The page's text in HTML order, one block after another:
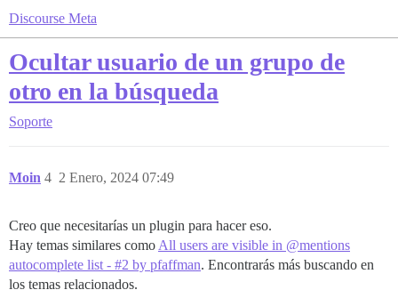
Discourse Meta
Ocultar usuario de un grupo de
otro en la búsqueda
Soporte
Moin 2 Enero, 2024 07:49
4
Creo que necesitarías un plugin para hacer eso.
Hay temas similares como All users are visible in @mentions
autocomplete list - #2 by pfaffman. Encontrarás más buscando en
los temas relacionados.